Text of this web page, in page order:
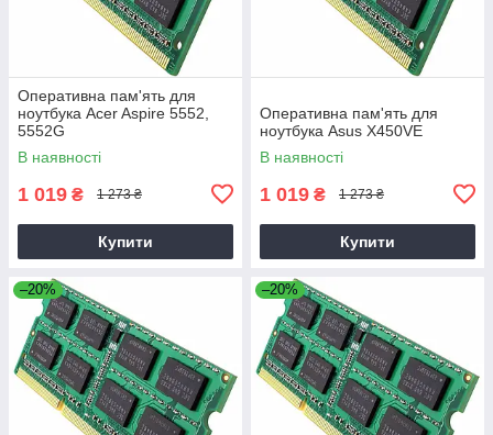
Оперативна пам'ять для
ноутбука Acer Aspire 5552,
5552G
В наявності
1 019 ₴ 1 273 ₴
Купити
Оперативна пам'ять для
ноутбука Asus X450VE
В наявності
1 019 ₴ 1 273 ₴
Купити
–20% –20%